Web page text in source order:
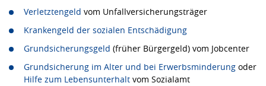
Verletztengeld vom Unfallversicherungsträger
Krankengeld der sozialen Entschädigung
Grundsicherungsgeld (früher Bürgergeld) vom Jobcenter
Grundsicherung im Alter und bei Erwerbsminderung oder
Hilfe zum Lebensunterhalt vom Sozialamt